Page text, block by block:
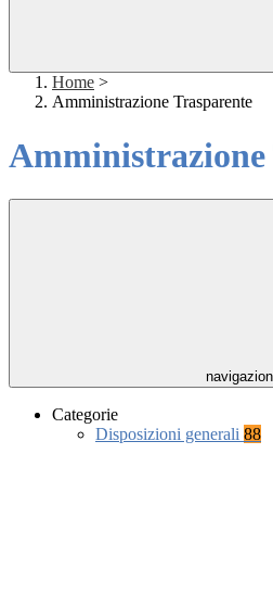
Home >
Amministrazione Trasparente
Amministrazione
Categorie
Disposizioni generali 88